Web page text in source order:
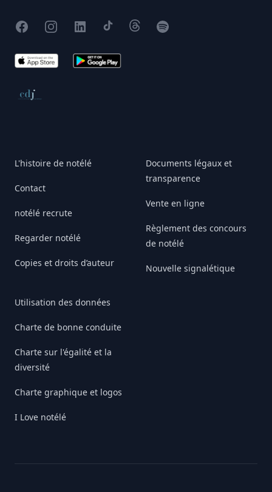
FacebookInstagram
X TikTokThreadsSpotify
App Store Google Play
Conseil de déontologie journalistique
L'histoire de notélé
Contact
notélé recrute
Regarder notélé
Copies et droits d’auteur
Utilisation des données
Charte de bonne conduite
Charte sur l'égalité et la
diversité
Charte graphique et logos
I Love notélé
Documents légaux et
transparence
Vente en ligne
Règlement des concours
de notélé
Nouvelle signalétique